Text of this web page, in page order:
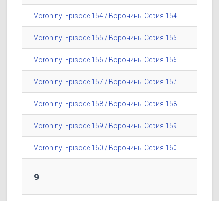
Voroninyi Episode 154 / Воронины Серия 154
Voroninyi Episode 155 / Воронины Серия 155
Voroninyi Episode 156 / Воронины Серия 156
Voroninyi Episode 157 / Воронины Серия 157
Voroninyi Episode 158 / Воронины Серия 158
Voroninyi Episode 159 / Воронины Серия 159
Voroninyi Episode 160 / Воронины Серия 160
9